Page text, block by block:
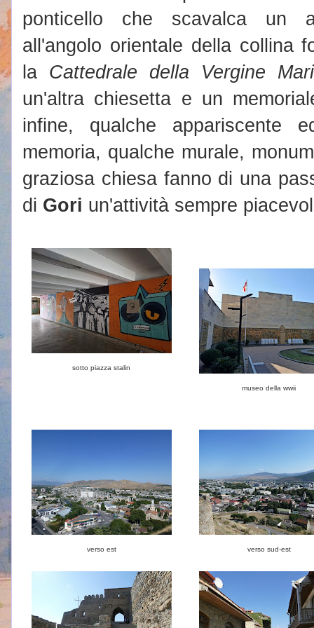
ponticello che scavalca un
all'angolo orientale della collina
la Cattedrale della Vergine
un'altra chiesetta e un
infine, qualche appariscente
memoria, qualche murale,
graziosa chiesa fanno di una
di Gori un'attività sempre
sotto piazza stalin
museo della wwii
verso est verso sud-est